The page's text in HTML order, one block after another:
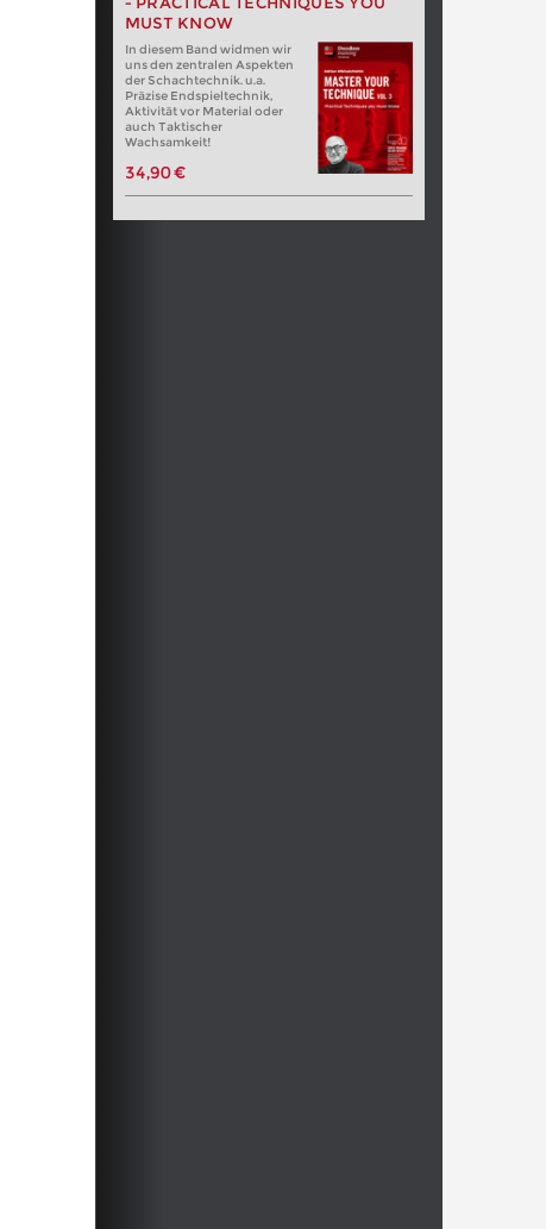
MUST KNOW
In diesem Band widmen wir
uns den zentralen Aspekten
der Schachtechnik. u.a.
Präzise Endspieltechnik,
Aktivität vor Material oder
auch Taktischer
Wachsamkeit!
34,90 €